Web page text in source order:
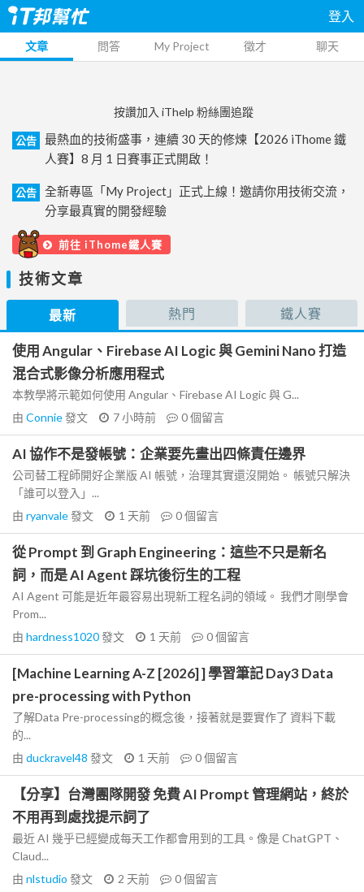
登入
文章 問答 My Project 徵才 聊天
按讚加入 iThelp 粉絲團追蹤
公告
最熱血的技術盛事，連續 30 天的修煉【2026 iThome 鐵
人賽】8 月 1 日賽事正式開啟！
公告
全新專區「My Project」正式上線！邀請你用技術交流，
分享最真實的開發經驗
前往 iThome鐵人賽
技術文章
最新 熱門 鐵人賽
使用 Angular、Firebase AI Logic 與 Gemini Nano 打造
混合式影像分析應用程式
本教學將示範如何使用 Angular、Firebase AI Logic 與 G...
由 Connie發文 7 小時前 0個留言
AI 協作不是發帳號：企業要先畫出四條責任邊界
公司替工程師開好企業版 AI 帳號，治理其實還沒開始。 帳號只解決
「誰可以登入」...
由 ryanvale發文 1 天前 0個留言
從 Prompt 到 Graph Engineering：這些不只是新名
詞，而是 AI Agent 踩坑後衍生的工程
AI Agent 可能是近年最容易出現新工程名詞的領域。 我們才剛學會
Prom...
由 hardness1020發文 1 天前 0個留言
[Machine Learning A-Z [2026] ] 學習筆記 Day3 Data
pre-processing with Python
了解Data Pre-processing的概念後，接著就是要實作了 資料下載
的...
由 duckravel48 發文 1 天前 0個留言
【分享】台灣團隊開發 免費 AI Prompt 管理網站，終於
不用再到處找提示詞了
最近 AI 幾乎已經變成每天工作都會用到的工具。像是 ChatGPT、
Claud...
由 nlstudio 發文 2 天前 0個留言